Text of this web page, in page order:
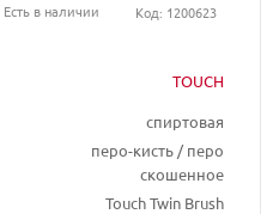
TOUCH
спиртовая
перо-кисть / перо
скошенное
Touch Twin Brush
Есть в наличии
Код: 1200623